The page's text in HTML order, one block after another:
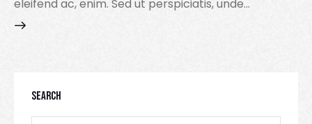
eleifend ac, enim. Sed ut perspiciatis, unde…
SEARCH